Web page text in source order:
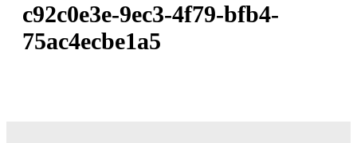
c92c0e3e-9ec3-4f79-bfb4-
75ac4ecbe1a5